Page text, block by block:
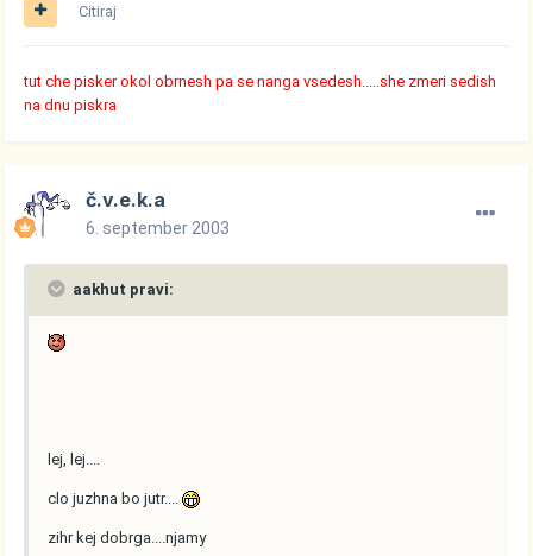
Citiraj
tut che pisker okol obrnesh pa se nanga vsedesh.....she zmeri sedish
na dnu piskra
č.v.e.k.a
6. september 2003
aakhut pravi:
lej, lej....
clo juzhna bo jutr....
zihr kej dobrga....njamy